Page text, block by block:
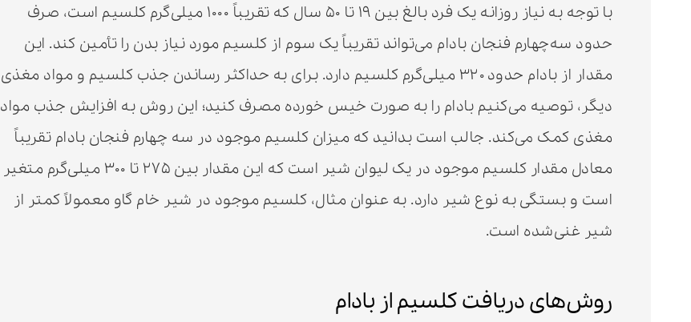
با توجه به نیاز روزانه یک فرد بالغ بین ۱۹ تا ۵۰ سال که تقریباً ۱۰۰۰ میلی‌گرم کلسیم است، صرف
حدود سه‌چهارم فنجان بادام می‌تواند تقریباً یک سوم از کلسیم مورد نیاز بدن را تأمین کند. این
مقدار از بادام حدود ۳۲۰ میلی‌گرم کلسیم دارد. برای به حداکثر رساندن جذب کلسیم و مواد مغذی
دیگر، توصیه می‌کنیم بادام را به صورت خیس خورده مصرف کنید؛ این روش به افزایش جذب مواد
مغذی کمک می‌کند. جالب است بدانید که میزان کلسیم موجود در سه چهارم فنجان بادام تقریباً
معادل مقدار کلسیم موجود در یک لیوان شیر است که این مقدار بین ۲۷۵ تا ۳۰۰ میلی‌گرم متغیر
است و بستگی به نوع شیر دارد. به عنوان مثال، کلسیم موجود در شیر خام گاو معمولاً کمتر از
شیر غنی‌شده است.
روش‌های دریافت کلسیم از بادام